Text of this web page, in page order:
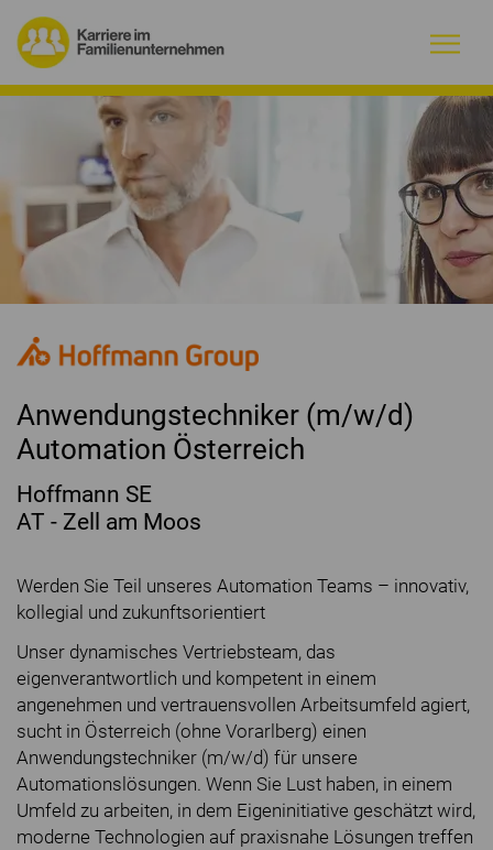
Warum Familienunternehmen?
Firmenprofile
Jobs
Magazin
Initiative
Kontakt
Anwendungstechniker (m/w/d)
Automation Österreich
Hoffmann SE
AT - Zell am Moos
Werden Sie Teil unseres Automation Teams – innovativ,
kollegial und zukunftsorientiert
Unser dynamisches Vertriebsteam, das
eigenverantwortlich und kompetent in einem
angenehmen und vertrauensvollen Arbeitsumfeld agiert,
sucht in Österreich (ohne Vorarlberg) einen
Anwendungstechniker (m/w/d) für unsere
Automationslösungen. Wenn Sie Lust haben, in einem
Umfeld zu arbeiten, in dem Eigeninitiative geschätzt wird,
moderne Technologien auf praxisnahe Lösungen treffen